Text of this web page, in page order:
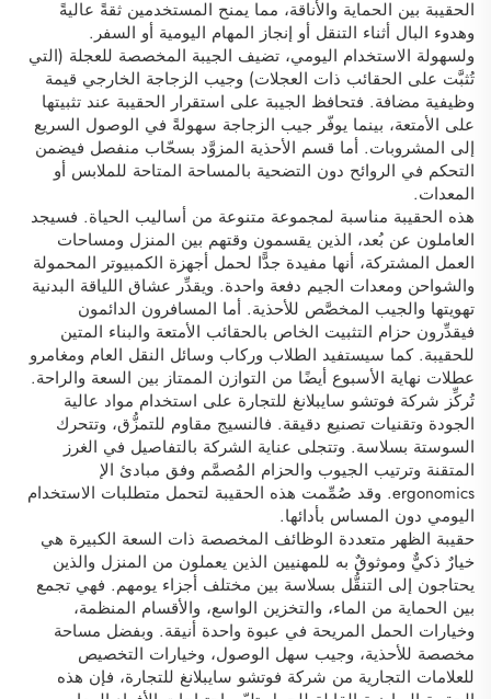
الحقيبة بين الحماية والأناقة، مما يمنح المستخدمين ثقةً عاليةً
وهدوء البال أثناء التنقل أو إنجاز المهام اليومية أو السفر.
ولسهولة الاستخدام اليومي، تضيف الجيبة المخصصة للعجلة (التي
تُثبَّت على الحقائب ذات العجلات) وجيب الزجاجة الخارجي قيمة
وظيفية مضافة. فتحافظ الجيبة على استقرار الحقيبة عند تثبيتها
على الأمتعة، بينما يوفّر جيب الزجاجة سهولةً في الوصول السريع
إلى المشروبات. أما قسم الأحذية المزوَّد بسحّاب منفصل فيضمن
التحكم في الروائح دون التضحية بالمساحة المتاحة للملابس أو
المعدات.
هذه الحقيبة مناسبة لمجموعة متنوعة من أساليب الحياة. فسيجد
العاملون عن بُعد، الذين يقسمون وقتهم بين المنزل ومساحات
العمل المشتركة، أنها مفيدة جدًّا لحمل أجهزة الكمبيوتر المحمولة
والشواحن ومعدات الجيم دفعة واحدة. ويقدِّر عشاق اللياقة البدنية
تهويتها والجيب المخصَّص للأحذية. أما المسافرون الدائمون
فيقدِّرون حزام التثبيت الخاص بالحقائب الأمتعة والبناء المتين
للحقيبة. كما سيستفيد الطلاب وركاب وسائل النقل العام ومغامرو
عطلات نهاية الأسبوع أيضًا من التوازن الممتاز بين السعة والراحة.
تُركِّز شركة فوتشو سايبلانغ للتجارة على استخدام مواد عالية
الجودة وتقنيات تصنيع دقيقة. فالنسيج مقاوم للتمزُّق، وتتحرك
السوستة بسلاسة. وتتجلى عناية الشركة بالتفاصيل في الغرز
المتقنة وترتيب الجيوب والحزام المُصمَّم وفق مبادئ الإ
ergonomics. وقد صُمِّمت هذه الحقيبة لتحمل متطلبات الاستخدام
اليومي دون المساس بأدائها.
حقيبة الظهر متعددة الوظائف المخصصة ذات السعة الكبيرة هي
خيارٌ ذكيٌّ وموثوقٌ به للمهنيين الذين يعملون من المنزل والذين
يحتاجون إلى التنقُّل بسلاسة بين مختلف أجزاء يومهم. فهي تجمع
بين الحماية من الماء، والتخزين الواسع، والأقسام المنظمة،
وخيارات الحمل المريحة في عبوة واحدة أنيقة. وبفضل مساحة
مخصصة للأحذية، وجيب سهل الوصول، وخيارات التخصيص
للعلامات التجارية من شركة فوتشو سايبلانغ للتجارة، فإن هذه